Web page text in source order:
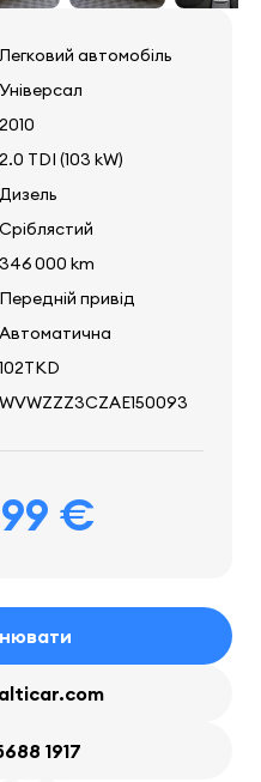
Легковий автомобіль
Універсал
2010
2.0 TDI (103 kW)
Дизель
Сріблястий
346 000 km
Передній привід
Автоматична
102TKD
WVWZZZ3CZAE150093
€
1917